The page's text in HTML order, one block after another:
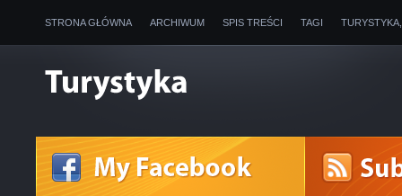
STRONA GŁÓWNA ARCHIWUM SPIS TREŚCI TAGI